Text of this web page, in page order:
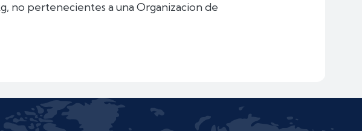
no pertenecientes a una Organizacion de